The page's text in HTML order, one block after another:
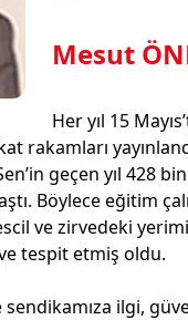
Mesut
Her yıl 15
rakamları
geçen yıl 428
Böylece eğitim
ve zirvedeki
tespit etmiş oldu.
ilgi,